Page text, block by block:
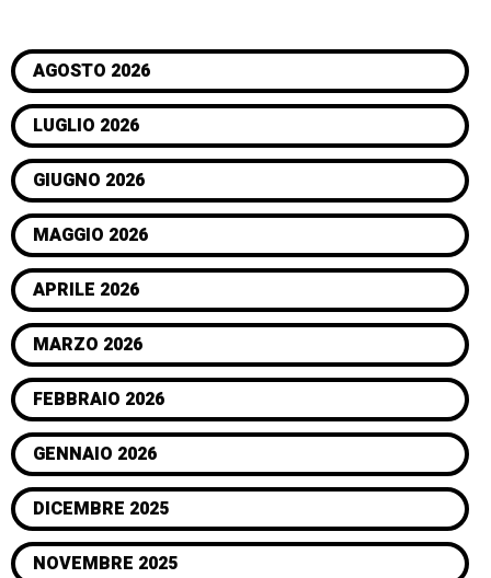
AGOSTO 2026
LUGLIO 2026
GIUGNO 2026
MAGGIO 2026
APRILE 2026
MARZO 2026
FEBBRAIO 2026
GENNAIO 2026
DICEMBRE 2025
NOVEMBRE 2025